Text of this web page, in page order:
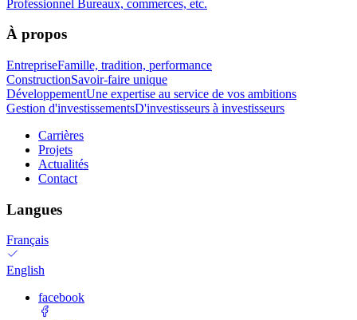
Professionnel Bureaux, commerces, etc.
À propos
EntrepriseFamille, tradition, performance
ConstructionSavoir-faire unique
DéveloppementUne expertise au service de vos ambitions
Gestion d'investissementsD'investisseurs à investisseurs
Carrières
Projets
Actualités
Contact
Langues
Français
English
facebook